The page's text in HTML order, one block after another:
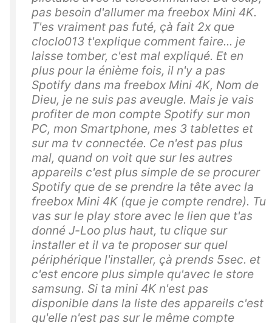
pas besoin d'allumer ma freebox Mini 4K.
T'es vraiment pas futé, çà fait 2x que
cloclo013 t'explique comment faire... je
laisse tomber, c'est mal expliqué. Et en
plus pour la énième fois, il n'y a pas
Spotify dans ma freebox Mini 4K, Nom de
Dieu, je ne suis pas aveugle. Mais je vais
profiter de mon compte Spotify sur mon
PC, mon Smartphone, mes 3 tablettes et
sur ma tv connectée. Ce n'est pas plus
mal, quand on voit que sur les autres
appareils c'est plus simple de se procurer
Spotify que de se prendre la tête avec la
freebox Mini 4K (que je compte rendre). Tu
vas sur le play store avec le lien que t'as
donné J-Loo plus haut, tu clique sur
installer et il va te proposer sur quel
périphérique l'installer, çà prends 5sec. et
c'est encore plus simple qu'avec le store
samsung. Si ta mini 4K n'est pas
disponible dans la liste des appareils c'est
qu'elle n'est pas sur le même compte